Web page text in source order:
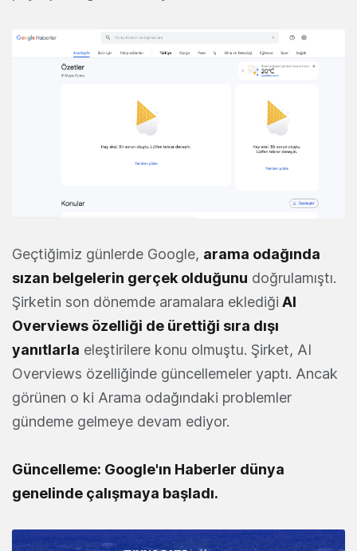
Geçtiğimiz günlerde Google, arama odağında
sızan belgelerin gerçek olduğunu doğrulamıştı.
Şirketin son dönemde aramalara eklediği AI
Overviews özelliği de ürettiği sıra dışı
yanıtlarla eleştirilere konu olmuştu. Şirket, AI
Overviews özelliğinde güncellemeler yaptı. Ancak
görünen o ki Arama odağındaki problemler
gündeme gelmeye devam ediyor.
Güncelleme: Google'ın Haberler dünya
genelinde çalışmaya başladı.